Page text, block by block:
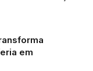
em